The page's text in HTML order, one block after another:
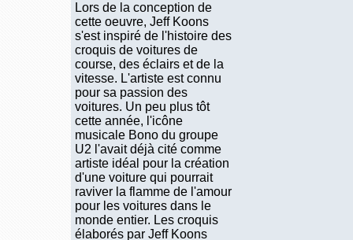
Lors de la conception de
cette oeuvre, Jeff Koons
s'est inspiré de l'histoire des
croquis de voitures de
course, des éclairs et de la
vitesse. L'artiste est connu
pour sa passion des
voitures. Un peu plus tôt
cette année, l'icône
musicale Bono du groupe
U2 l'avait déjà cité comme
artiste idéal pour la création
d'une voiture qui pourrait
raviver la flamme de l'amour
pour les voitures dans le
monde entier. Les croquis
élaborés par Jeff Koons